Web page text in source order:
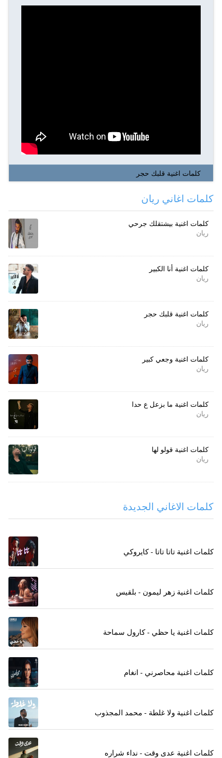
كلمات اغنية قلبك حجر
كلمات اغاني ريان
كلمات اغنية بيشتقلك جرحي
ريان
كلمات اغنية أنا الكبير
ريان
كلمات اغنية قلبك حجر
ريان
كلمات اغنية وجعي كبير
ريان
كلمات اغنية ما بزعل ع حدا
ريان
كلمات اغنية قولو لها
ريان
كلمات الاغاني الجديدة
كلمات اغنية تاتا تاتا - كايروكي
كلمات اغنية زهر ليمون - بلقيس
كلمات اغنية يا حظي - كارول سماحة
كلمات اغنية محاصرني - انغام
كلمات اغنية ولا غلطة - محمد المجذوب
كلمات اغنية عدى وقت - نداء شراره